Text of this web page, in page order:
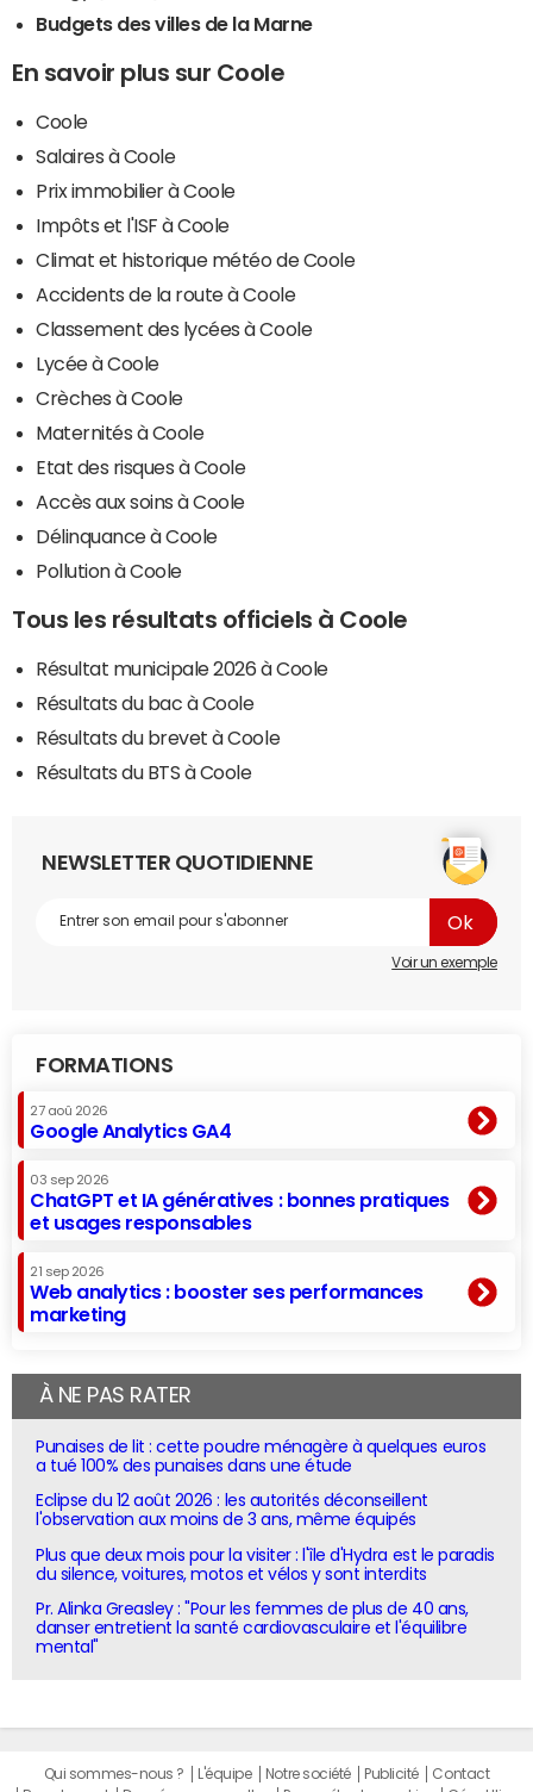
Budgets des villes de la Marne
En savoir plus sur Coole
Coole
Salaires à Coole
Prix immobilier à Coole
Impôts et l'ISF à Coole
Climat et historique météo de Coole
Accidents de la route à Coole
Classement des lycées à Coole
Lycée à Coole
Crèches à Coole
Maternités à Coole
Etat des risques à Coole
Accès aux soins à Coole
Délinquance à Coole
Pollution à Coole
Tous les résultats officiels à Coole
Résultat municipale 2026 à Coole
Résultats du bac à Coole
Résultats du brevet à Coole
Résultats du BTS à Coole
NEWSLETTER QUOTIDIENNE
Voir un exemple
FORMATIONS
27 aoû 2026
Google Analytics GA4
03 sep 2026
ChatGPT et IA génératives : bonnes pratiques
et usages responsables
21 sep 2026
Web analytics : booster ses performances
marketing
À NE PAS RATER
Punaises de lit : cette poudre ménagère à quelques euros
a tué 100% des punaises dans une étude
Eclipse du 12 août 2026 : les autorités déconseillent
l'observation aux moins de 3 ans, même équipés
Plus que deux mois pour la visiter : l'île d'Hydra est le paradis
du silence, voitures, motos et vélos y sont interdits
Pr. Alinka Greasley : "Pour les femmes de plus de 40 ans,
danser entretient la santé cardiovasculaire et l'équilibre
mental"
Qui sommes-nous ? L'équipe Notre société Publicité
Contact